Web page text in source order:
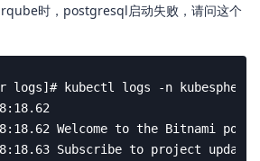
时，postgresql启动失败，请问这个
logs]# kubectl logs -n
Welcome to the Bitnami
Subscribe to project